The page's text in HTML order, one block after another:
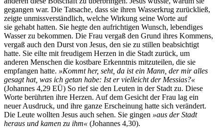
gegangen war. Die Tatsache, dass sie ihren Wasserkrug zurückließ,
zeigte unmissverständlich, welche Wirkung seine Worte auf
sie gehabt hatten. Sie hegte den aufrichtigen Wunsch, lebendiges
Wasser zu bekommen. Die Frau vergaß den Grund ihres Kommens,
vergaß auch den Durst von Jesus, den sie zu stillen beabsichtigt
hatte. Sie eilte mit freudigem Herzen in die Stadt zurück, um
anderen Menschen die kostbare Erkenntnis mitzuteilen, die sie
empfangen hatte. »Kommt her, seht, da ist ein Mann, der mir alles
gesagt hat, was ich getan habe: Ist er vielleicht der Messias?«
(Johannes 4,29 EÜ) So rief sie den Leuten in der Stadt zu. Diese
Worte berührten ihre Herzen. Auf dem Gesicht der Frau lag ein
neuer Ausdruck, und ihre ganze Erscheinung hatte sich verändert.
Die Leute wollten Jesus auch sehen. Sie gingen »aus der Stadt
heraus und kamen zu ihm« (Johannes 4,30).